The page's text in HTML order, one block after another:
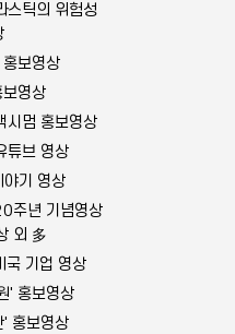
스틱의 위험성
보영상
영상
시멈 홍보영상
튜브 영상
야기 영상
주년 기념영상
외 多
기업 영상
' 홍보영상
' 홍보영상